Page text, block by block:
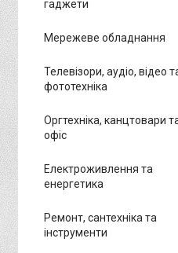
гаджети
Мережеве обладнання
Телевізори, аудіо, відео
фототехніка
Оргтехніка, канцтовари
офіс
Електроживлення та
енергетика
Ремонт, сантехніка та
інструменти